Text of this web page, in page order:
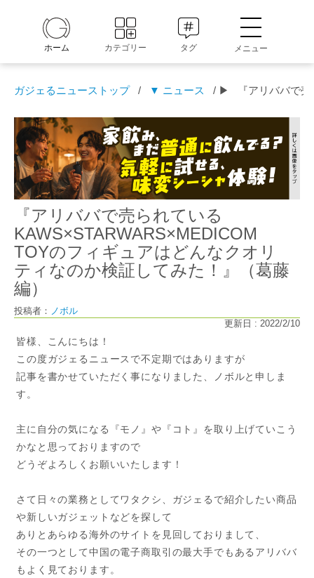
ホーム カテゴリー タグ メニュー
ガジェるニューストップ / ▼ ニュース / ▶ 『アリババで
『アリババで売られている
KAWS×STARWARS×MEDICOM
TOYのフィギュアはどんなクオリ
ティなのか検証してみた！』（葛藤
編）
投稿者： ノボル
更新日 : 2022/2/10
皆様、こんにちは！
この度ガジェるニュースで不定期ではありますが
記事を書かせていただく事になりました、ノボルと申しま
す。
主に自分の気になる『モノ』や『コト』を取り上げていこう
かなと思っておりますので
どうぞよろしくお願いいたします！
さて日々の業務としてワタクシ、ガジェるで紹介したい商品
や新しいガジェットなどを探して
ありとあらゆる海外のサイトを見回しておりまして、
その一つとして中国の電子商取引の最大手でもあるアリババ
もよく見ております。